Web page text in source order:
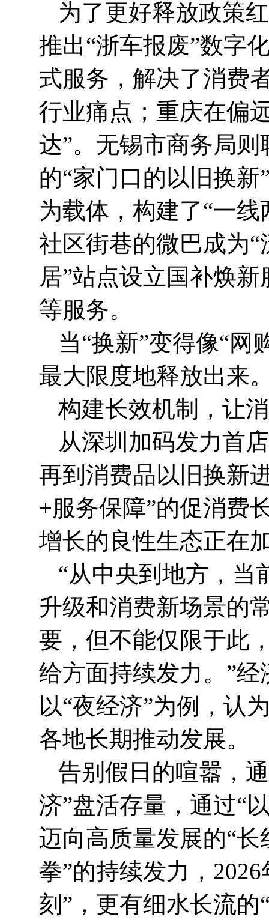
为了更好释放政策
推出“浙车报废”数字
式服务，解决了消费
行业痛点；重庆在偏
达”。无锡市商务局
的“家门口的以旧换
为载体，构建了“一
社区街巷的微巴成为
居”站点设立国补焕
等服务。
当“换新”变得像“网
最大限度地释放出来
构建长效机制，让
从深圳加码发力首
再到消费品以旧换新
+服务保障”的促消费
增长的良性生态正在
“从中央到地方，当
升级和消费新场景的
要，但不能仅限于此
给方面持续发力。”
以“夜经济”为例，认
各地长期推动发展。
告别假日的喧嚣，
济”盘活存量，通过“
迈向高质量发展的“
拳”的持续发力，
刻”，更有细水长流的